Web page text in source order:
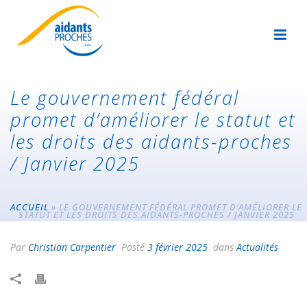
Le gouvernement fédéral
promet d’améliorer le statut et
les droits des aidants-proches
/ Janvier 2025
ACCUEIL »LE GOUVERNEMENT FÉDÉRAL PROMET D’AMÉLIORER LE
STATUT ET LES DROITS DES AIDANTS-PROCHES / JANVIER 2025
Par Christian Carpentier Posté 3 février 2025 dansActualités